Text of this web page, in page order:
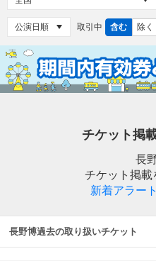
取引中 含む 除く
チケット掲
長
チケット掲載
新着アラート
長野博過去の取り扱いチケット